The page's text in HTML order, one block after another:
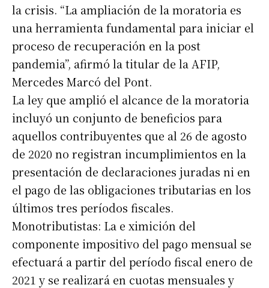
la crisis. “La ampliación de la moratoria es
una herramienta fundamental para iniciar el
proceso de recuperación en la post
pandemia”, afirmó la titular de la AFIP,
Mercedes Marcó del Pont.
La ley que amplió el alcance de la moratoria
incluyó un conjunto de beneficios para
aquellos contribuyentes que al 26 de agosto
de 2020 no registran incumplimientos en la
presentación de declaraciones juradas ni en
el pago de las obligaciones tributarias en los
últimos tres períodos fiscales.
Monotributistas: La e ximición del
componente impositivo del pago mensual se
efectuará a partir del período fiscal enero de
2021 y se realizará en cuotas mensuales y